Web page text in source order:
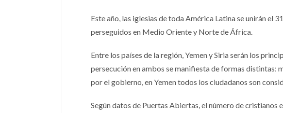
Este año, las iglesias de toda América Latina se unirán el
perseguidos en Medio Oriente y Norte de África.
Entre los países de la región, Yemen y Siria serán los
persecución en ambos se manifiesta de formas distintas:
por el gobierno, en Yemen todos los ciudadanos son
Según datos de Puertas Abiertas, el número de cristianos